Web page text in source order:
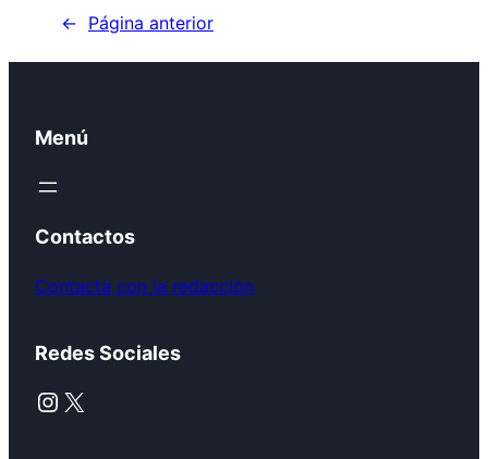
← Página anterior
Menú
Contactos
Contacta con la redacción
Redes Sociales
Instagram X